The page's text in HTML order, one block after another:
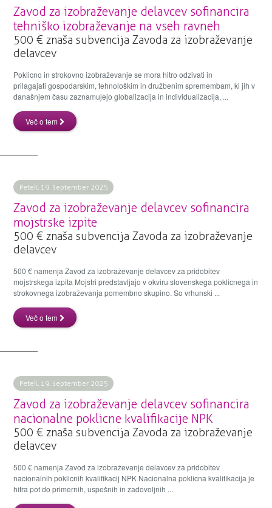
Zavod za izobraževanje delavcev sofinancira
tehniško izobraževanje na vseh ravneh
500 € znaša subvencija Zavoda za izobraževanje
delavcev
Poklicno in strokovno izobraževanje se mora hitro odzivati in
prilagajati gospodarskim, tehnološkim in družbenim spremembam, ki jih v
današnjem času zaznamujejo globalizacija in individualizacija, ...
Več o tem
Petek, 19. september 2025
Zavod za izobraževanje delavcev sofinancira
mojstrske izpite
500 € znaša subvencija Zavoda za izobraževanje
delavcev
500 € namenja Zavod za izobraževanje delavcev za pridobitev
mojstrskega izpita Mojstri predstavljajo v okviru slovenskega poklicnega in
strokovnega izobraževanja pomembno skupino. So vrhunski ...
Več o tem
Petek, 19. september 2025
Zavod za izobraževanje delavcev sofinancira
nacionalne poklicne kvalifikacije NPK
500 € znaša subvencija Zavoda za izobraževanje
delavcev
500 € namenja Zavod za izobraževanje delavcev za pridobitev
nacionalnih poklicnih kvalifikacij NPK Nacionalna poklicna kvalifikacija je
hitra pot do primernih, uspešnih in zadovoljnih ...